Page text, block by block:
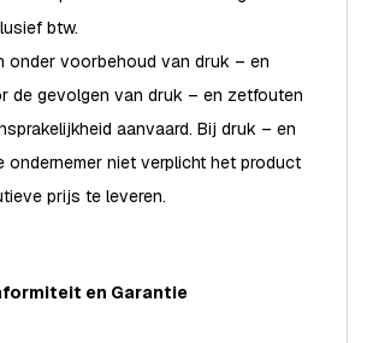
btw.
onder voorbehoud van druk – en
de gevolgen van druk – en zetfouten
aanvaard. Bij druk – en
ondernemer niet verplicht het product
prijs te leveren.
en Garantie